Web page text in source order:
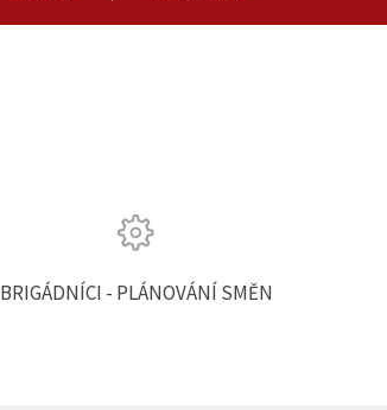
BRIGÁDNÍCI - PLÁNOVÁNÍ SMĚN